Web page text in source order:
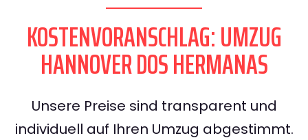
KOSTENVORANSCHLAG: UMZUG
HANNOVER DOS HERMANAS
Unsere Preise sind transparent und
individuell auf Ihren Umzug abgestimmt.